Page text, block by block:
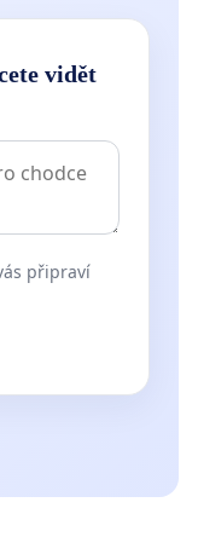
vidět
připraví